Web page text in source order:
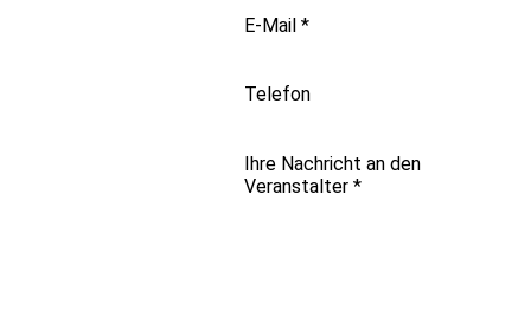
E-Mail *
Telefon
Ihre Nachricht an den
Veranstalter *